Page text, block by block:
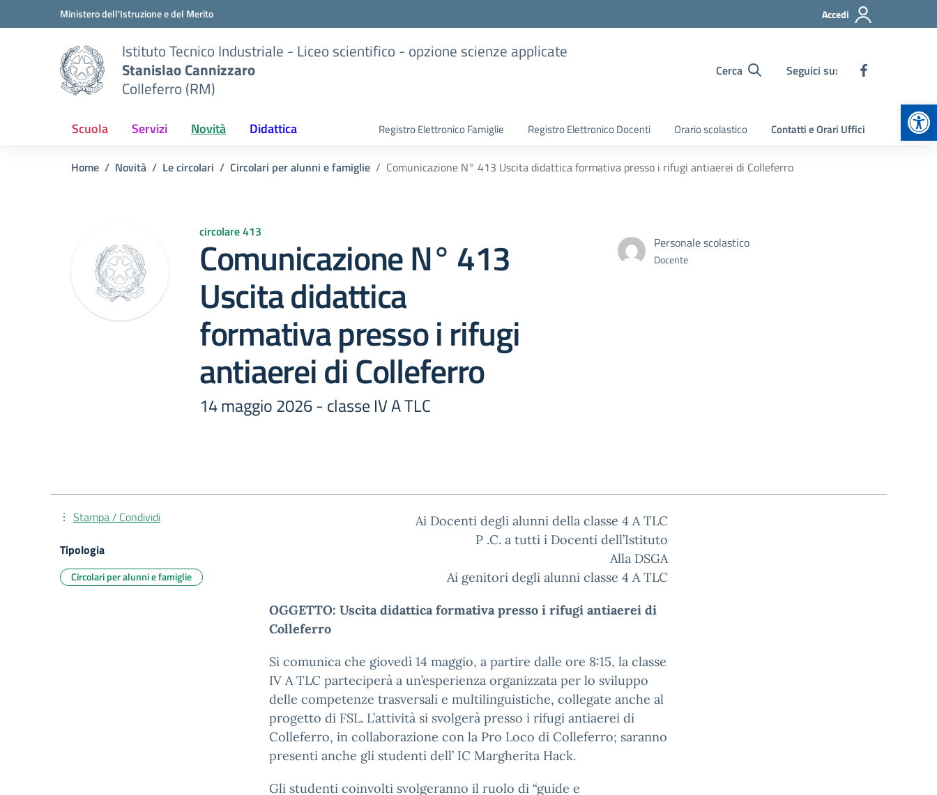
Vai ai contenuti
Vai al menu di navigazioneMinistero dell'Istruzione e del Merito Accedi
Istituto Tecnico Industriale - Liceo scientifico - opzione scienze applicate
Stanislao Cannizzaro
Colleferro (RM)
Cerca Seguici su:
Scuola Servizi Novità Didattica Registro Elettronico Famiglie Registro Elettronico Docenti Orario scolastico Contatti e Orari Uffici
Home Novità Le circolari Circolari per alunni e famiglie Comunicazione N° 413 Uscita didattica formativa presso i rifugi antiaerei di Colleferro
circolare 413
Comunicazione N° 413
Uscita didattica
formativa presso i rifugi
antiaerei di Colleferro
14 maggio 2026 - classe IV A TLC
Personale scolastico
Docente
Ai Docenti degli alunni della classe 4 A TLC
P .C. a tutti i Docenti dell’Istituto
Alla DSGA
Ai genitori degli alunni classe 4 A TLC
OGGETTO: Uscita didattica formativa presso i rifugi antiaerei di
Colleferro
Si comunica che giovedì 14 maggio, a partire dalle ore 8:15, la classe
IV A TLC parteciperà a un’esperienza organizzata per lo sviluppo
delle competenze trasversali e multilinguistiche, collegate anche al
progetto di FSL. L’attività si svolgerà presso i rifugi antiaerei di
Colleferro, in collaborazione con la Pro Loco di Colleferro; saranno
presenti anche gli studenti dell’ IC Margherita Hack.
Gli studenti coinvolti svolgeranno il ruolo di “guide e
Stampa / Condividi
Tipologia
Circolari per alunni e famiglie